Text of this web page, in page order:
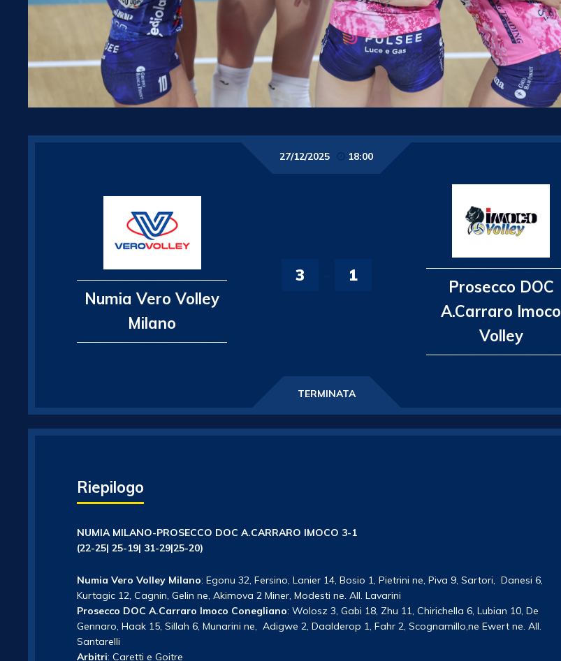
27/12/2025 18:00
Numia Vero Volley
Milano
3 1
Prosecco DOC
A.Carraro Imoco
Volley
TERMINATA
Riepilogo
NUMIA MILANO-PROSECCO DOC A.CARRARO IMOCO 3-1
(22-25| 25-19| 31-29|25-20)
Numia Vero Volley Milano: Egonu 32, Fersino, Lanier 14, Bosio 1, Pietrini ne, Piva 9, Sartori, Danesi 6,
Kurtagic 12, Cagnin, Gelin ne, Akimova 2 Miner, Modesti ne. All. Lavarini
Prosecco DOC A.Carraro Imoco Conegliano: Wolosz 3, Gabi 18, Zhu 11, Chirichella 6, Lubian 10, De
Gennaro, Haak 15, Sillah 6, Munarini ne, Adigwe 2, Daalderop 1, Fahr 2, Scognamillo,ne Ewert ne. All.
Santarelli
Arbitri: Caretti e Goitre